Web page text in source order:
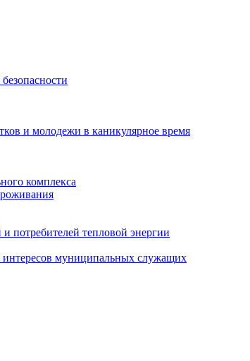
и молодежи в каникулярное время
комплекса
потребителей тепловой энергии
муниципальных служащих